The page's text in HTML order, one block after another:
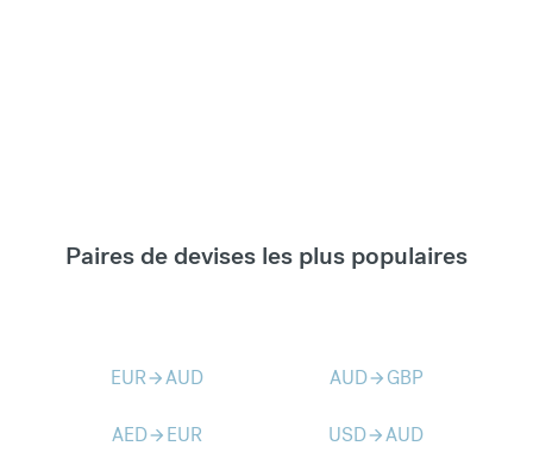
Paires de devises les plus populaires
EURarrow_forwardAUD AUDarrow_forward GBP
AEDarrow_forward EUR USDarrow_forwardAUD